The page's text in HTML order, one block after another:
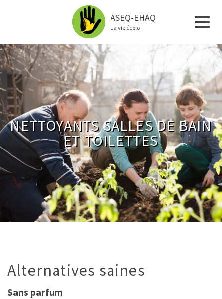
ASEQ-EHAQ
La vie écolo
NETTOYANTS SALLES DE BAIN
ET TOILETTES
Alternatives saines
Sans parfum